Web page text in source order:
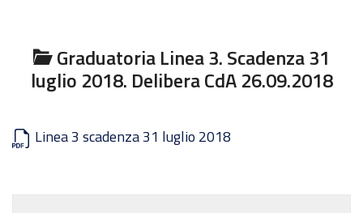
Graduatoria Linea 3. Scadenza 31
luglio 2018. Delibera CdA 26.09.2018
Linea 3 scadenza 31 luglio 2018